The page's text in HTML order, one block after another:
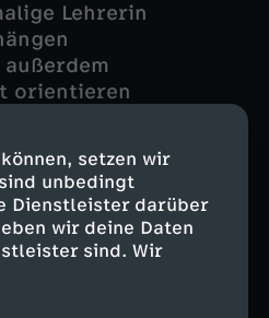
setzen wir
unbedingt
Dienstleister darüber
wir deine Daten
sind. Wir
Lehrerin
orientieren
Weg